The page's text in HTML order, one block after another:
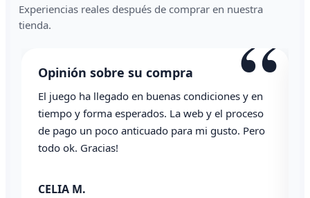
Experiencias reales después de comprar en nuestra
tienda.
“
Opinión sobre su compra
El juego ha llegado en buenas condiciones y en
tiempo y forma esperados. La web y el proceso
de pago un poco anticuado para mi gusto. Pero
todo ok. Gracias!
CELIA M.